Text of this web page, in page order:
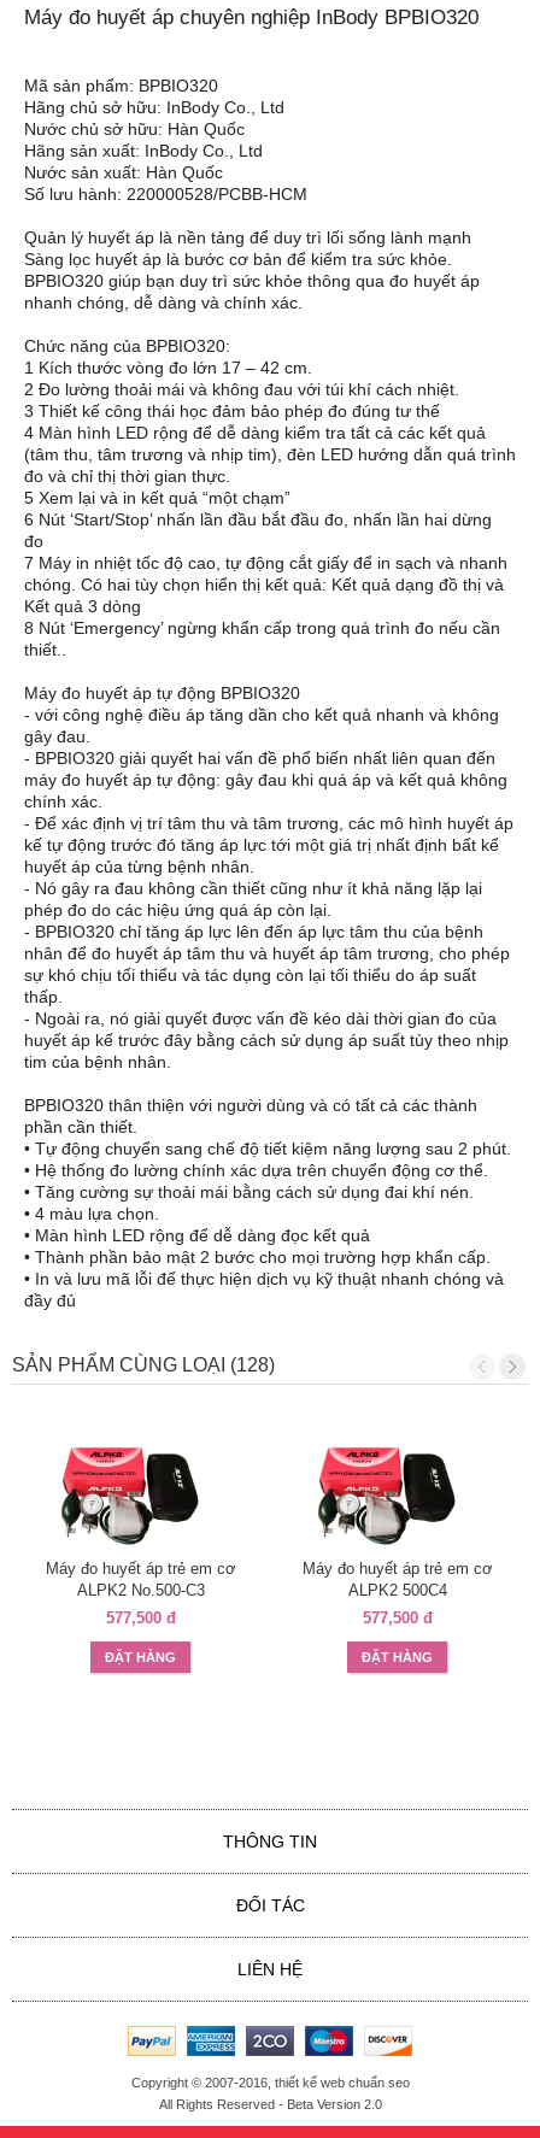
Máy đo huyết áp chuyên nghiệp InBody BPBIO320
Mã sản phẩm: BPBIO320
Hãng chủ sở hữu: InBody Co., Ltd
Nước chủ sở hữu: Hàn Quốc
Hãng sản xuất: InBody Co., Ltd
Nước sản xuất: Hàn Quốc
Số lưu hành: 220000528/PCBB-HCM
Quản lý huyết áp là nền tảng để duy trì lối sống lành mạnh
Sàng lọc huyết áp là bước cơ bản để kiểm tra sức khỏe.
BPBIO320 giúp bạn duy trì sức khỏe thông qua đo huyết áp
nhanh chóng, dễ dàng và chính xác.
Chức năng của BPBIO320:
1 Kích thước vòng đo lớn 17 – 42 cm.
2 Đo lường thoải mái và không đau với túi khí cách nhiệt.
3 Thiết kế công thái học đảm bảo phép đo đúng tư thế
4 Màn hình LED rộng để dễ dàng kiểm tra tất cả các kết quả
(tâm thu, tâm trương và nhịp tim), đèn LED hướng dẫn quá trình
đo và chỉ thị thời gian thực.
5 Xem lại và in kết quả “một chạm”
6 Nút ‘Start/Stop’ nhấn lần đầu bắt đầu đo, nhấn lần hai dừng
đo
7 Máy in nhiệt tốc độ cao, tự động cắt giấy để in sạch và nhanh
chóng. Có hai tùy chọn hiển thị kết quả: Kết quả dạng đồ thị và
Kết quả 3 dòng
8 Nút ‘Emergency’ ngừng khẩn cấp trong quá trình đo nếu cần
thiết..
Máy đo huyết áp tự động BPBIO320
- với công nghệ điều áp tăng dần cho kết quả nhanh và không
gây đau.
- BPBIO320 giải quyết hai vấn đề phổ biến nhất liên quan đến
máy đo huyết áp tự động: gây đau khi quá áp và kết quả không
chính xác.
- Để xác định vị trí tâm thu và tâm trương, các mô hình huyết áp
kế tự động trước đó tăng áp lực tới một giá trị nhất định bất kể
huyết áp của từng bệnh nhân.
- Nó gây ra đau không cần thiết cũng như ít khả năng lặp lại
phép đo do các hiệu ứng quá áp còn lại.
- BPBIO320 chỉ tăng áp lực lên đến áp lực tâm thu của bệnh
nhân để đo huyết áp tâm thu và huyết áp tâm trương, cho phép
sự khó chịu tối thiểu và tác dụng còn lại tối thiểu do áp suất
thấp.
- Ngoài ra, nó giải quyết được vấn đề kéo dài thời gian đo của
huyết áp kế trước đây bằng cách sử dụng áp suất tùy theo nhịp
tim của bệnh nhân.
BPBIO320 thân thiện với người dùng và có tất cả các thành
phần cần thiết.
• Tự động chuyển sang chế độ tiết kiệm năng lượng sau 2 phút.
• Hệ thống đo lường chính xác dựa trên chuyển động cơ thể.
• Tăng cường sự thoải mái bằng cách sử dụng đai khí nén.
• 4 màu lựa chọn.
• Màn hình LED rộng để dễ dàng đọc kết quả
• Thành phần bảo mật 2 bước cho mọi trường hợp khẩn cấp.
• In và lưu mã lỗi để thực hiện dịch vụ kỹ thuật nhanh chóng và
đầy đủ
SẢN PHẨM CÙNG LOẠI (128)
Máy đo huyết áp trẻ em cơ
ALPK2 No.500-C3
577,500 đ
ĐẶT HÀNG
Máy đo huyết áp trẻ em cơ
ALPK2 500C4
577,500 đ
ĐẶT HÀNG
THÔNG TIN
ĐỐI TÁC
LIÊN HỆ
Copyright © 2007-2016, thiết kế web chuẩn seo
All Rights Reserved - Beta Version 2.0